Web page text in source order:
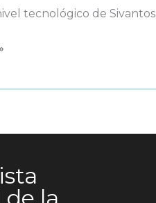
tecnológico de Sivantos